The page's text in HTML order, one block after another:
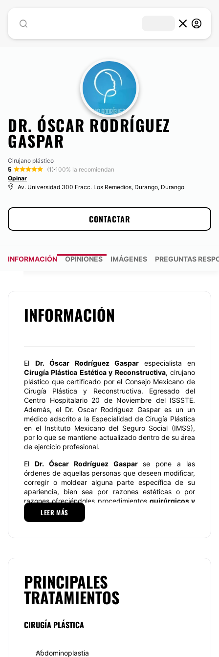
DR. ÓSCAR RODRÍGUEZ
GASPAR
Cirujano plástico
5
(1)·100% la recomiendan
Opinar
Av. Universidad 300 Fracc. Los Remedios, Durango, Durango
CONTACTAR
INFORMACIÓN OPINIONES IMÁGENES PREGUNTAS
INFORMACIÓN
El Dr. Óscar Rodríguez Gaspar especialista en
Cirugía Plástica Estética y Reconstructiva, cirujano
plástico que certificado por el Consejo Mexicano de
Cirugía Plástica y Reconstructiva. Egresado del
Centro Hospitalario 20 de Noviembre del ISSSTE.
Además, el Dr. Oscar Rodríguez Gaspar es un un
médico adscrito a la Especialidad de Cirugía Plástica
en el Instituto Mexicano del Seguro Social (IMSS),
por lo que se mantiene actualizado dentro de su área
de ejercicio profesional.
El Dr. Óscar Rodríguez Gasparse pone a las
órdenes de aquellas personas que deseen modificar,
corregir o moldear alguna parte específica de su
apariencia, bien sea por razones estéticas o por
razones ofreciéndoles procedimientos quirúrgicos y
no quirúrgicos
que mejorar tu
corporal
con la cual no estés enteramente
Especialidades
ElDr. Óscar Rodríguez Gaspar
cirugía estética y funcional de nariz, cirugía de
rinoplastia, dermolipectomía, cirugía de pabellones
auriculares (orejas), aumento, reducción y
LEER MÁS
PRINCIPALES
TRATAMIENTOS
CIRUGÍA PLÁSTICA
Abdominoplastia